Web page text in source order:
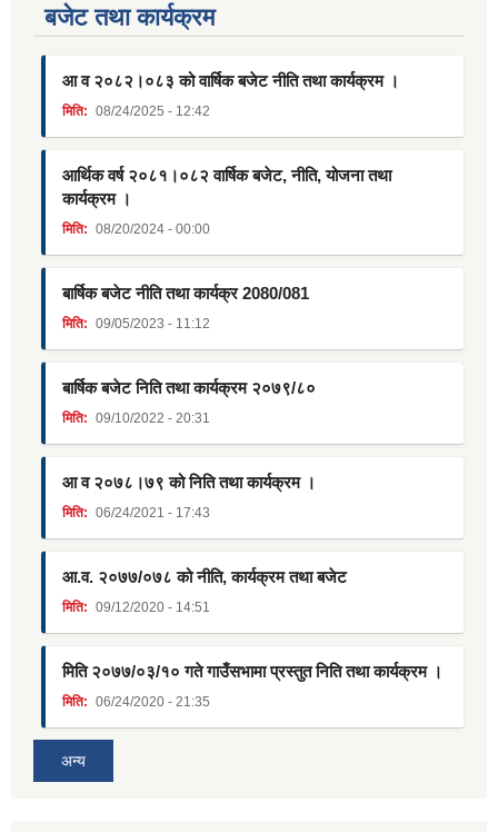
बजेट तथा कार्यक्रम
आ व २०८२।०८३ को वार्षिक बजेट नीति तथा कार्यक्रम ।
मिति: 08/24/2025 - 12:42
आर्थिक वर्ष २०८१।०८२ वार्षिक बजेट, नीति, योजना तथा
कार्यक्रम ।
मिति: 08/20/2024 - 00:00
बार्षिक बजेट नीति तथा कार्यक्र 2080/081
मिति: 09/05/2023 - 11:12
बार्षिक बजेट निति तथा कार्यक्रम २०७९/८०
मिति: 09/10/2022 - 20:31
आ व २०७८।७९ को निति तथा कार्यक्रम ।
मिति: 06/24/2021 - 17:43
आ.व. २०७७/०७८ को नीति, कार्यक्रम तथा बजेट
मिति: 09/12/2020 - 14:51
मिति २०७७/०३/१० गते गाउँसभामा प्रस्तुत निति तथा कार्यक्रम ।
मिति: 06/24/2020 - 21:35
अन्य